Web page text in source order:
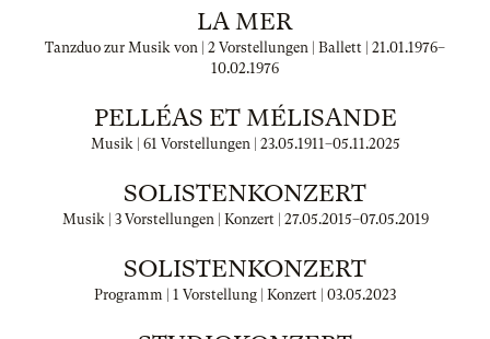
LA MER
Tanzduo zur Musik von | 2 Vorstellungen | Ballett | 21.01.1976–
10.02.1976
PELLÉAS ET MÉLISANDE
Musik | 61 Vorstellungen | 23.05.1911–05.11.2025
SOLISTENKONZERT
Musik | 3 Vorstellungen | Konzert | 27.05.2015–07.05.2019
SOLISTENKONZERT
Programm | 1 Vorstellung | Konzert | 03.05.2023